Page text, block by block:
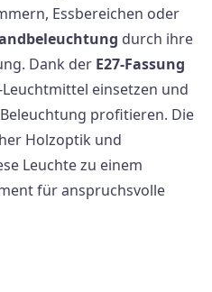
Essbereichen oder
durch ihre
Dank der E27-Fassung
einsetzen und
profitieren. Die
Holzoptik und
Leuchte zu einem
für anspruchsvolle